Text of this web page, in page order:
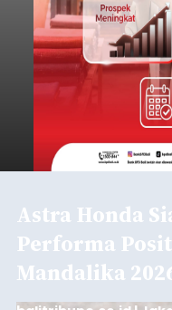
Astra Honda
Performa
Mandalika